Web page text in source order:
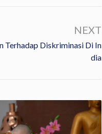
NEXT
Terhadap Diskriminasi Di In
Dia